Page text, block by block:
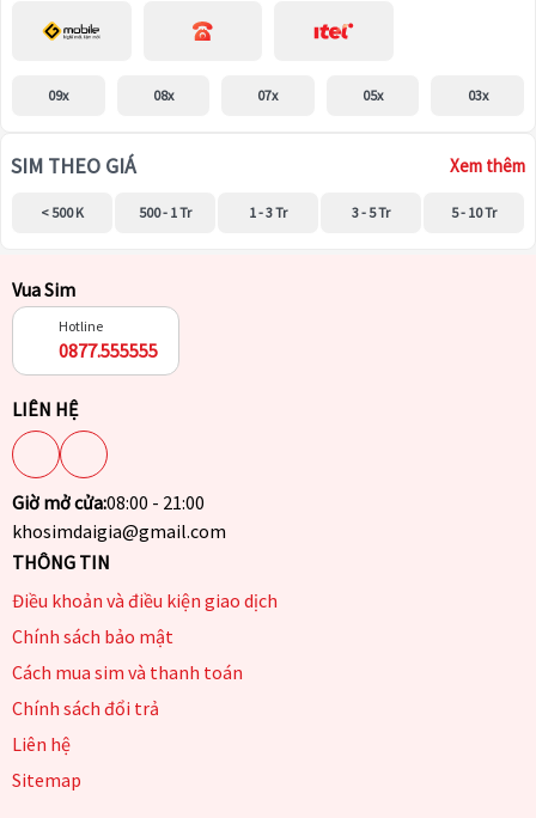
09x 08x 07x 05x 03x
SIM THEO GIÁ Xem thêm
< 500 K 500 - 1 Tr 1 - 3 Tr 3 - 5 Tr 5 - 10 Tr
Vua Sim
Hotline
0877.555555
LIÊN HỆ
Giờ mở cửa:08:00 - 21:00
khosimdaigia@gmail.com
THÔNG TIN
Điều khoản và điều kiện giao dịch
Chính sách bảo mật
Cách mua sim và thanh toán
Chính sách đổi trả
Liên hệ
Sitemap